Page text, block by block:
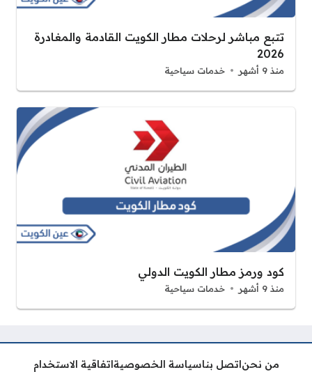
تتبع مباشر لرحلات مطار الكويت القادمة والمغادرة
2026
منذ 9 أشهر خدمات سياحية
كود ورمز مطار الكويت الدولي
منذ 9 أشهر خدمات سياحية
من نحن اتصل بناسياسة الخصوصية اتفاقية الاستخدام